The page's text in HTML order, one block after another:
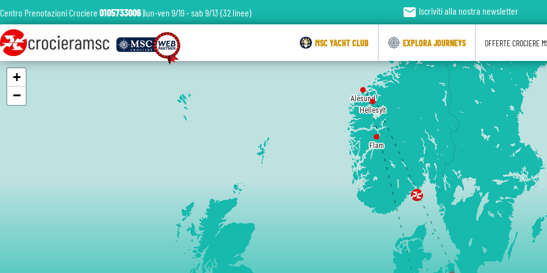
Hellesylt
Alesund
Flam
+
−
Centro Prenotazioni Crociere 0105733006|lun-ven 9/19 - sab 9/13 (32 linee) email Iscriviti alla nostra newsletter
MSC YACHT CLUB EXPLORA JOURNEYS OFFERTE CROCIERE